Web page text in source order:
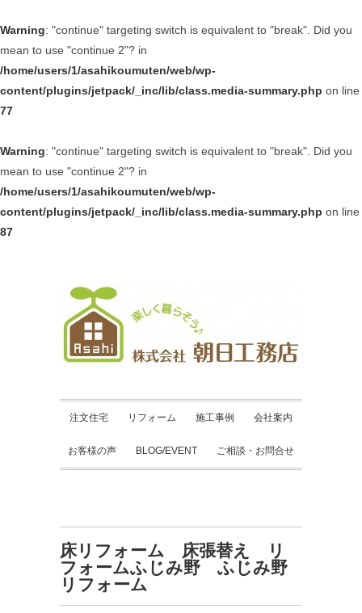
Warning: "continue" targeting switch is equivalent to "break". Did you
mean to use "continue 2"? in
/home/users/1/asahikoumuten/web/wp-
content/plugins/jetpack/_inc/lib/class.media-summary.php on line
77
Warning: "continue" targeting switch is equivalent to "break". Did you
mean to use "continue 2"? in
/home/users/1/asahikoumuten/web/wp-
content/plugins/jetpack/_inc/lib/class.media-summary.php on line
87
注文住宅 リフォーム 施工事例 会社案内
お客様の声 BLOG/EVENT ご相談・お問合せ
床リフォーム 床張替え リ
フォームふじみ野 ふじみ野
リフォーム